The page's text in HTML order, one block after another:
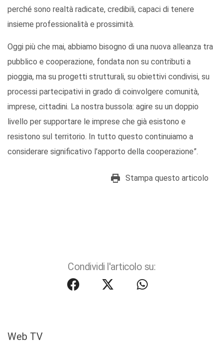
perché sono realtà radicate, credibili, capaci di tenere
insieme professionalità e prossimità.
Oggi più che mai, abbiamo bisogno di una nuova alleanza tra
pubblico e cooperazione, fondata non su contributi a
pioggia, ma su progetti strutturali, su obiettivi condivisi, su
processi partecipativi in grado di coinvolgere comunità,
imprese, cittadini. La nostra bussola: agire su un doppio
livello per supportare le imprese che già esistono e
resistono sul territorio. In tutto questo continuiamo a
considerare significativo l’apporto della cooperazione”.
Stampa questo articolo
Condividi l'articolo su:
Web TV